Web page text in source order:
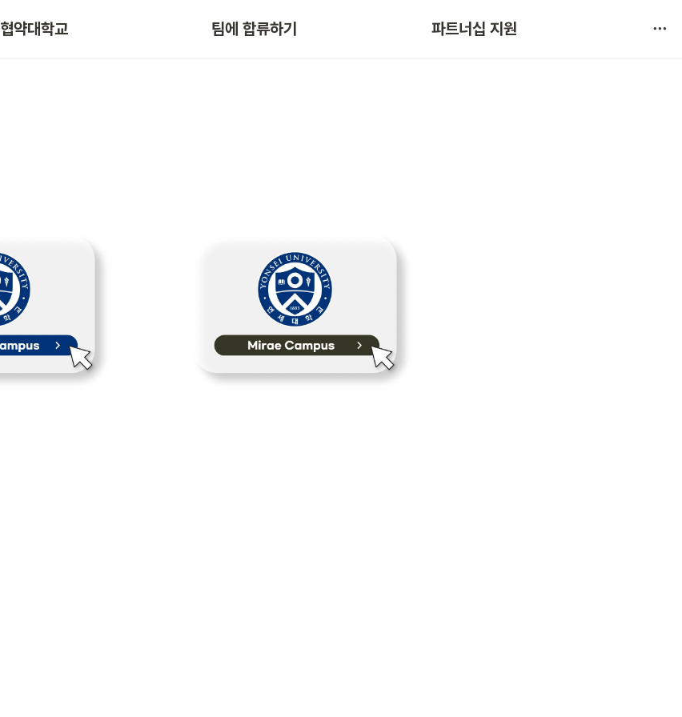
협약대학교 팀에 합류하기 파트너십 지원
서비스 불만 사항 제보